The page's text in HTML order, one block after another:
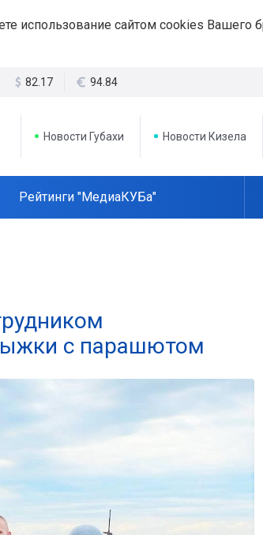
использование сайтом cookies Вашего
82.17 94.84
Новости Губахи Новости Кизела
Рейтинги "МедиаКУБа"
с парашютом